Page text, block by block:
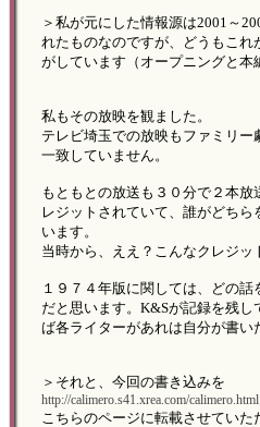
＞私が元にした情報源は2001～
れたものなのですが、どうもこ
がしています（オープニングと本
私もその放映を観ました。
テレビ埼玉での放映もファミリ
一致していません。
もともとの放送も３０分で２本
レジットされていて、誰がどち
います。
当時から、ええ？こんなクレジッ
１９７４年版に関しては、どの
だと思います。K&Sが記録を残
ば各ライターがあれは自分が書い
＞それと、今回の書き込みを
http://calimero.s41.xrea.com/calimero.html
こちらのページに転載させていた